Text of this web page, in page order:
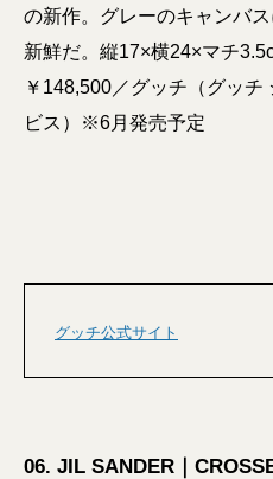
の新作。グレーのキャンバ
新鮮だ。縦17×横24×マチ
￥148,500／グッチ（グッ
ビス）※6月発売予定
グッチ公式サイト
06. JIL SANDER｜